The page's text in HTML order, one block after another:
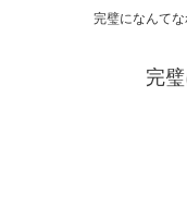
完璧になんてな
完